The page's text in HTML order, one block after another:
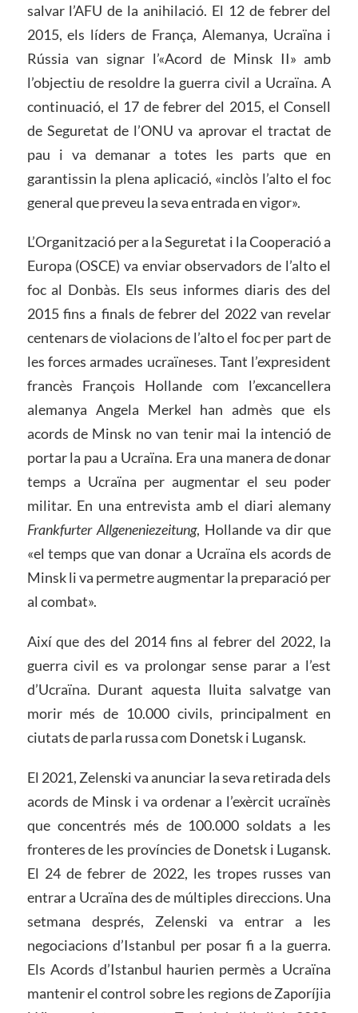
salvar l’AFU de la anihilació. El 12 de febrer del
2015, els líders de França, Alemanya, Ucraïna i
Rússia van signar l’«Acord de Minsk II» amb
l’objectiu de resoldre la guerra civil a Ucraïna. A
continuació, el 17 de febrer del 2015, el Consell
de Seguretat de l’ONU va aprovar el tractat de
pau i va demanar a totes les parts que en
garantissin la plena aplicació, «inclòs l’alto el foc
general que preveu la seva entrada en vigor».
L’Organització per a la Seguretat i la Cooperació a
Europa (OSCE) va enviar observadors de l’alto el
foc al Donbàs. Els seus informes diaris des del
2015 fins a finals de febrer del 2022 van revelar
centenars de violacions de l’alto el foc per part de
les forces armades ucraïneses. Tant l’expresident
francès François Hollande com l’excancellera
alemanya Angela Merkel han admès que els
acords de Minsk no van tenir mai la intenció de
portar la pau a Ucraïna. Era una manera de donar
temps a Ucraïna per augmentar el seu poder
militar. En una entrevista amb el diari alemany
Frankfurter Allgeneniezeitung, Hollande va dir que
«el temps que van donar a Ucraïna els acords de
Minsk li va permetre augmentar la preparació per
al combat».
Així que des del 2014 fins al febrer del 2022, la
guerra civil es va prolongar sense parar a l’est
d’Ucraïna. Durant aquesta lluita salvatge van
morir més de 10.000 civils, principalment en
ciutats de parla russa com Donetsk i Lugansk.
El 2021, Zelenski va anunciar la seva retirada dels
acords de Minsk i va ordenar a l’exèrcit ucraïnès
que concentrés més de 100.000 soldats a les
fronteres de les províncies de Donetsk i Lugansk.
El 24 de febrer de 2022, les tropes russes van
entrar a Ucraïna des de múltiples direccions. Una
setmana després, Zelenski va entrar a les
negociacions d’Istanbul per posar fi a la guerra.
Els Acords d’Istanbul haurien permès a Ucraïna
mantenir el control sobre les regions de Zaporíjia